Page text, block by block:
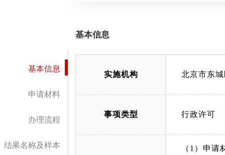
基本信息
申请材料
办理流程
结果名称及样本
基本信息
实施机构 北京市东
事项类型 行政许可
（1）申